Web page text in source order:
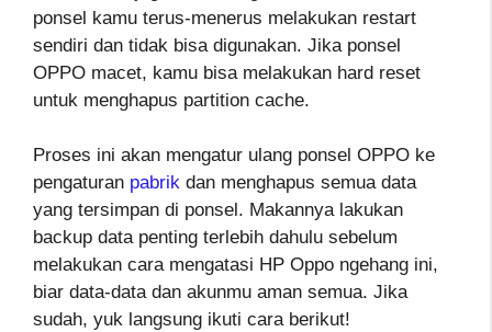
ponsel kamu terus-menerus melakukan restart
sendiri dan tidak bisa digunakan. Jika ponsel
OPPO macet, kamu bisa melakukan hard reset
untuk menghapus partition cache.
Proses ini akan mengatur ulang ponsel OPPO ke
pengaturan pabrik dan menghapus semua data
yang tersimpan di ponsel. Makannya lakukan
backup data penting terlebih dahulu sebelum
melakukan cara mengatasi HP Oppo ngehang ini,
biar data-data dan akunmu aman semua. Jika
sudah, yuk langsung ikuti cara berikut!